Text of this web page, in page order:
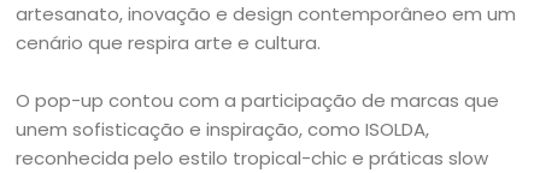
artesanato, inovação e design contemporâneo em um
cenário que respira arte e cultura.
O pop-up contou com a participação de marcas que
unem sofisticação e inspiração, como ISOLDA,
reconhecida pelo estilo tropical-chic e práticas slow